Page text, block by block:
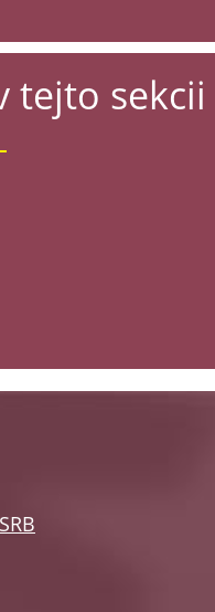
tejto sekcii